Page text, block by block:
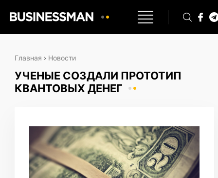
Главная › Новости
УЧЕНЫЕ СОЗДАЛИ ПРОТОТИП
КВАНТОВЫХ ДЕНЕГ